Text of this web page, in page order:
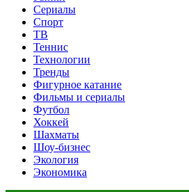
Сериалы
Спорт
ТВ
Теннис
Технологии
Тренды
Фигурное катание
Фильмы и сериалы
Футбол
Хоккей
Шахматы
Шоу-бизнес
Экология
Экономика